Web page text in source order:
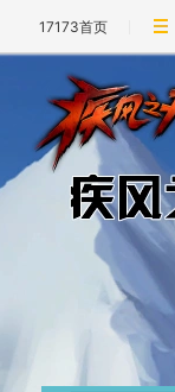
17173首页